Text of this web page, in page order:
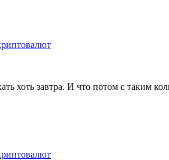
хоть завтра. И что потом с таким